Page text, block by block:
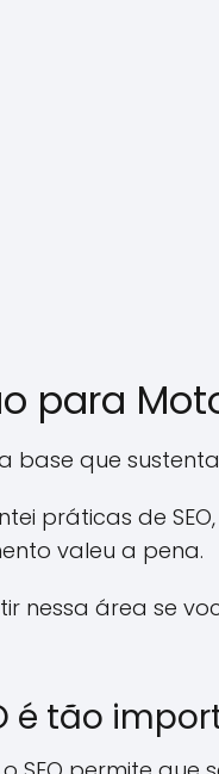
para
a base que
práticas de
valeu a pena.
nessa área se
é tão